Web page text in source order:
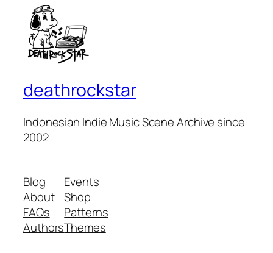
deathrockstar
Indonesian Indie Music Scene Archive since
2002
Blog
About
FAQs
Authors
Events
Shop
Patterns
Themes